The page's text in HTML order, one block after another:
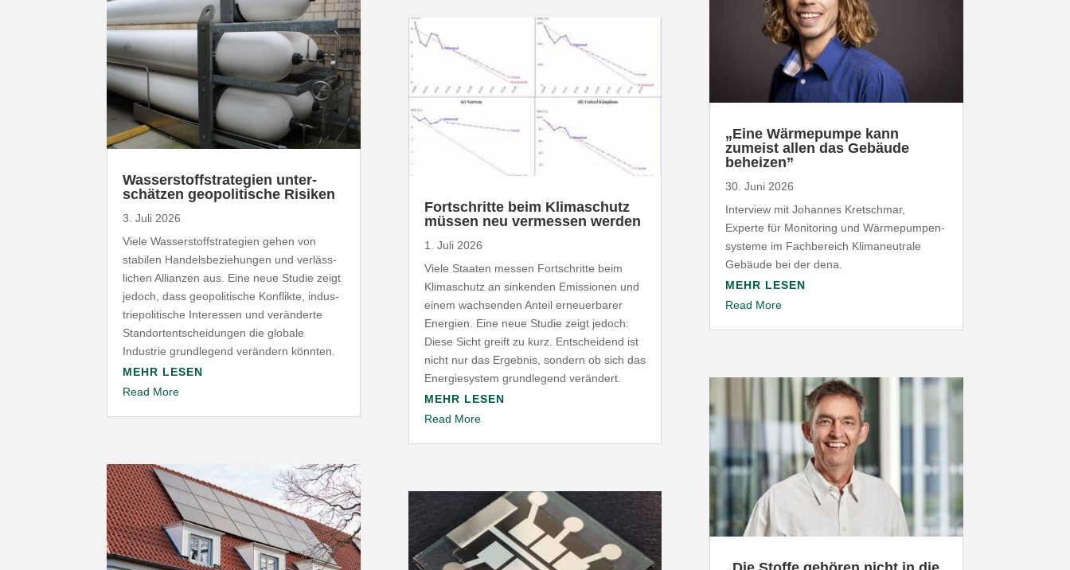
Wasser­stoff­stra­tegien unter­
schätzen geopo­li­tische Risiken
3. Juli 2026
Viele Wasser­stoff­stra­tegien gehen von
stabilen Handels­be­zie­hungen und verläss­
lichen Allianzen aus. Eine neue Studie zeigt
jedoch, dass geopo­li­tische Konflikte, indus­
trie­po­li­tische Inter­essen und verän­derte
Stand­ort­ent­schei­dungen die globale
Industrie grund­legend verändern könnten.
MEHR LESEN
Read More
Fort­schritte beim Klima­schutz
müssen neu vermessen werden
1. Juli 2026
Viele Staaten messen Fort­schritte beim
Klima­schutz an sinkenden Emis­sionen und
einem wach­senden Anteil erneu­er­barer
Energien. Eine neue Studie zeigt jedoch:
Diese Sicht greift zu kurz. Entscheidend ist
nicht nur das Ergebnis, sondern ob sich das
Ener­gie­system grund­legend verändert.
MEHR LESEN
Read More
„Eine Wärme­pumpe kann
zumeist allen das Gebäude
beheizen”
30. Juni 2026
Interview mit Johannes Kret­schmar,
Experte für Moni­toring und Wärme­pum­pen­
systeme im Fach­be­reich Klima­neu­trale
Gebäude bei der dena.
MEHR LESEN
Read More